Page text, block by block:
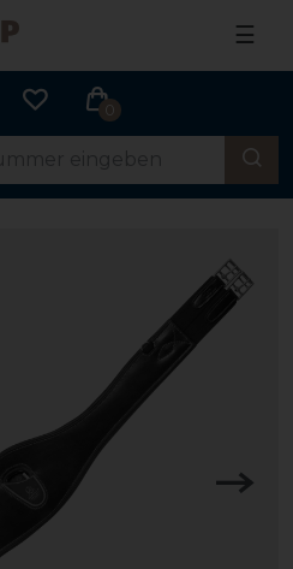
☰
0